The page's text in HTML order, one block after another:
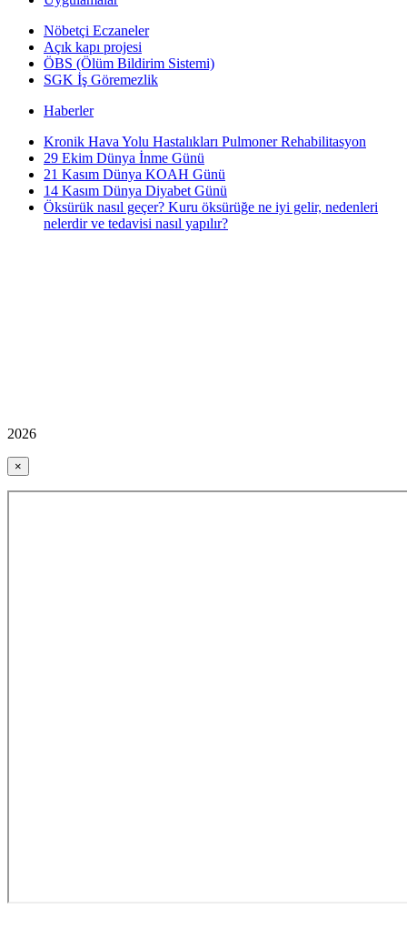
Nöbetçi Eczaneler
Açık kapı projesi
ÖBS (Ölüm Bildirim Sistemi)
SGK İş Göremezlik
Haberler
Kronik Hava Yolu Hastalıkları Pulmoner Rehabilitasyon
29 Ekim Dünya İnme Günü
21 Kasım Dünya KOAH Günü
14 Kasım Dünya Diyabet Günü
Öksürük nasıl geçer? Kuru öksürüğe ne iyi gelir, nedenleri
nelerdir ve tedavisi nasıl yapılır?
2026
×